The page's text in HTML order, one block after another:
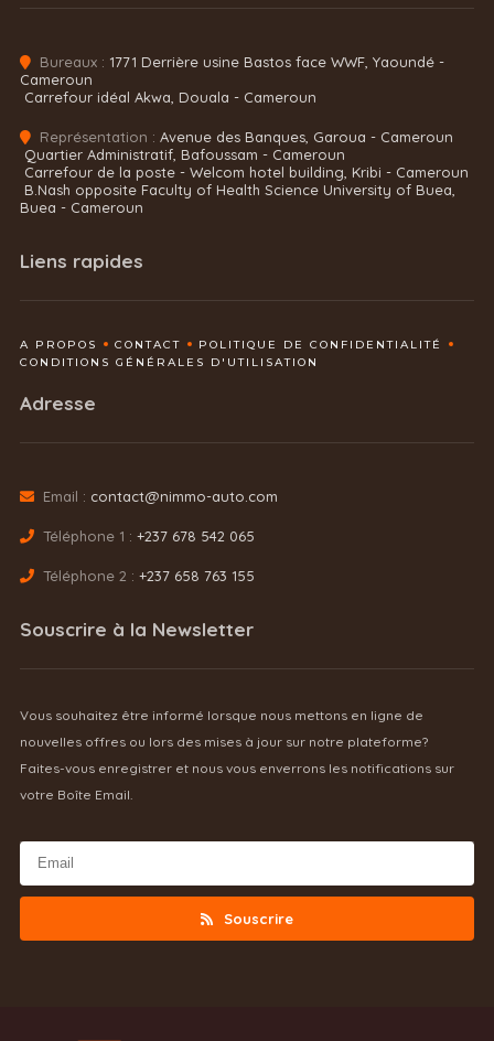
Bureaux : 1771 Derrière usine Bastos face WWF, Yaoundé -
Cameroun
Carrefour idéal Akwa, Douala - Cameroun
Représentation : Avenue des Banques, Garoua - Cameroun
Quartier Administratif, Bafoussam - Cameroun
Carrefour de la poste - Welcom hotel building, Kribi - Cameroun
B.Nash opposite Faculty of Health Science University of Buea,
Buea - Cameroun
Liens rapides
A PROPOS CONTACT
POLITIQUE DE CONFIDENTIALITÉ
CONDITIONS GÉNÉRALES D'UTILISATION
Adresse
Email : contact@nimmo-auto.com
Téléphone 1 : +237 678 542 065
Téléphone 2 : +237 658 763 155
Souscrire à la Newsletter
Vous souhaitez être informé lorsque nous mettons en ligne de
nouvelles offres ou lors des mises à jour sur notre plateforme?
Faites-vous enregistrer et nous vous enverrons les notifications sur
votre Boîte Email.
Souscrire